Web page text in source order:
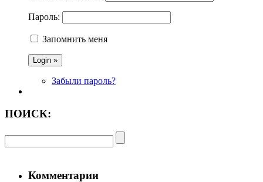
Пароль:
Запомнить меня
Забыли пароль?
ПОИСК:
Комментарии